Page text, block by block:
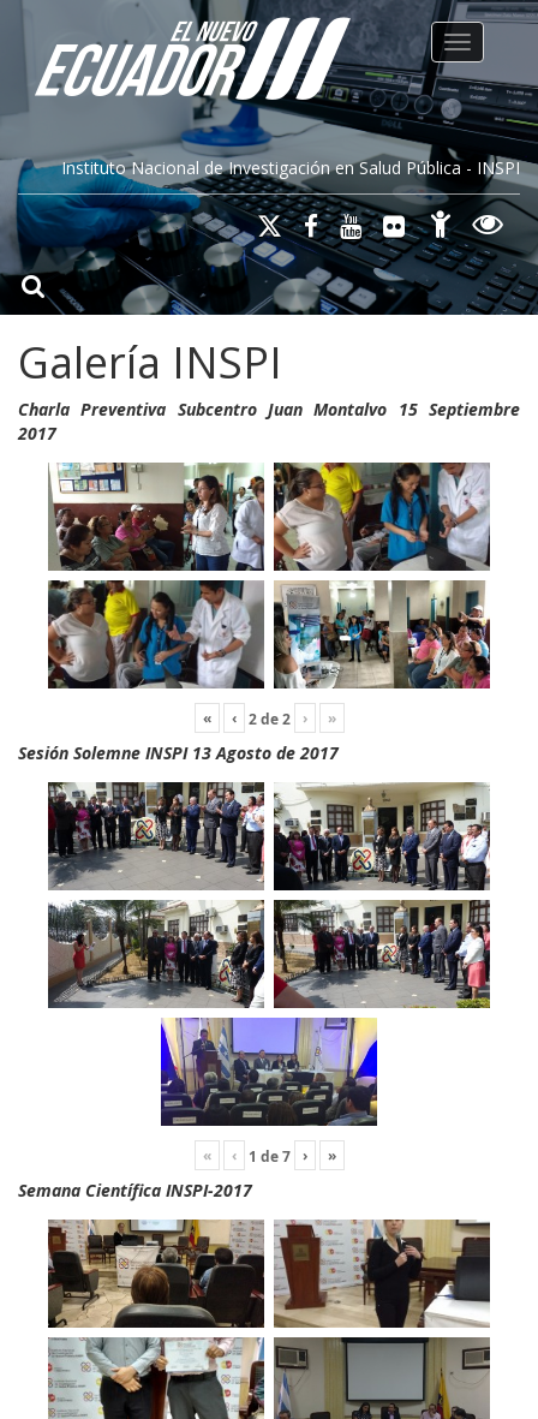
Instituto Nacional de Investigación en Salud Pública - INSPI
Toggle
Galería INSPI
Charla Preventiva Subcentro Juan Montalvo 15 Septiembre
2017
« ‹ 2de2 › »
Sesión Solemne INSPI 13 Agosto de 2017
« ‹ 1 de7 › »
Semana Científica INSPI-2017